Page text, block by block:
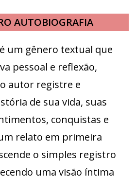
AUTOBIOGRAFIA
um gênero textual que
pessoal e reflexão,
autor registre e
de sua vida, suas
conquistas e
relato em primeira
o simples registro
uma visão íntima